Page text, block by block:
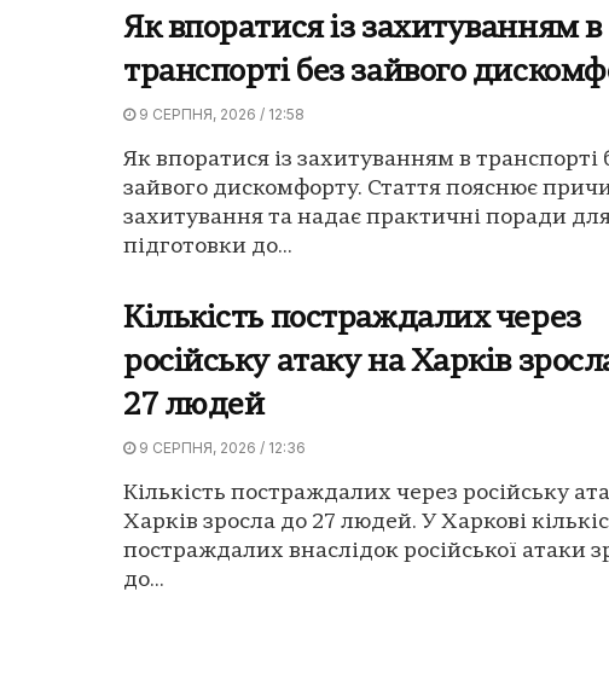
Як впоратися із захитуванням в
транспорті без зайвого
9 СЕРПНЯ, 2026 / 12:58
Як впоратися із захитуванням в транспорті
зайвого дискомфорту. Стаття пояснює
захитування та надає практичні поради
підготовки до...
Кількість постраждалих через
російську атаку на Харків
27 людей
9 СЕРПНЯ, 2026 / 12:36
Кількість постраждалих через російську
Харків зросла до 27 людей. У Харкові
постраждалих внаслідок російської атаки
до...